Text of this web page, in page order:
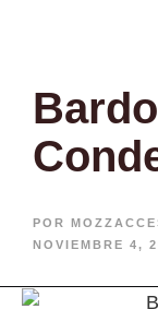
POR
NOVIEMBRE 4,